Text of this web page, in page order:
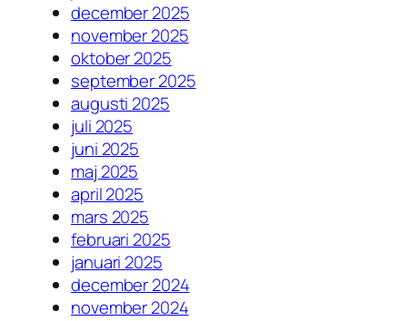
december 2025
november 2025
oktober 2025
september 2025
augusti 2025
juli 2025
juni 2025
maj 2025
april 2025
mars 2025
februari 2025
januari 2025
december 2024
november 2024